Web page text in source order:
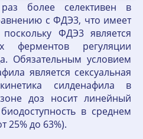
более селективен в
с ФДЭ3, что имеет
ФДЭ3 является
регуляции
Обязательным условием
является сексуальная
силденафила в
доз носит линейный
в среднем
25% до 63%).